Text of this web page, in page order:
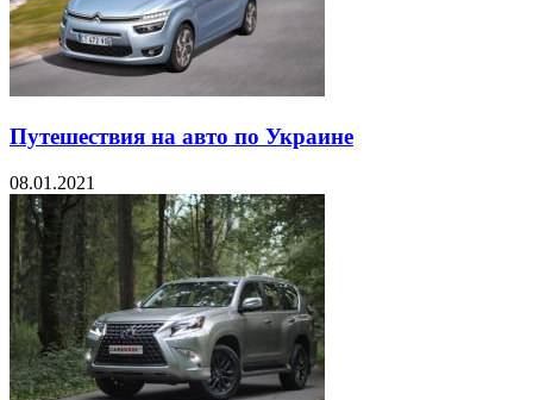
Путешествия на авто по Украине
08.01.2021